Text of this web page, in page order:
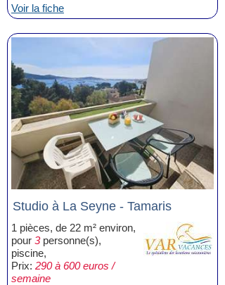
Voir la fiche
Studio à La Seyne - Tamaris
1 pièces, de 22 m² environ,
pour 3personne(s),
piscine,
Prix: 290 à 600 euros /
semaine